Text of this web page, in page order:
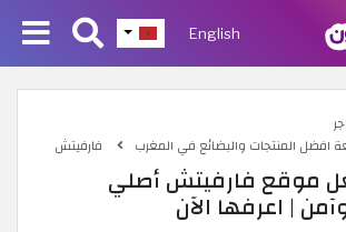
English
افضل المنتجات والبضائع في المغرب
فارفيتش
موقع فارفيتش أصلي
| اعرفها الآن